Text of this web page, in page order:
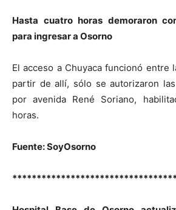
Hasta cuatro horas demoraron
para ingresar a Osorno
El acceso a Chuyaca funcionó entre
partir de allí, sólo se autorizaron
por avenida René Soriano,
horas.
Fuente: SoyOsorno